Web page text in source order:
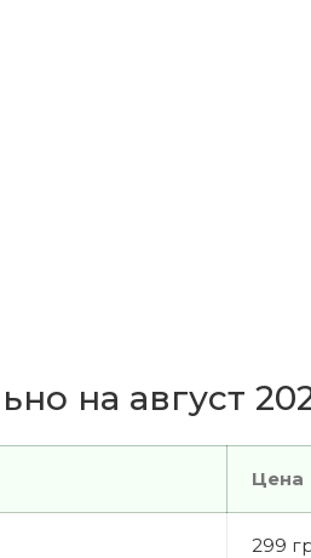
на август
Цена
299